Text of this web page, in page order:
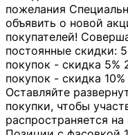
пожелания
объявить о новой
покупателей!
постоянные скидки:
покупок - скидка 5%
покупок - скидка
Оставляйте
покупки, чтобы
распространяется